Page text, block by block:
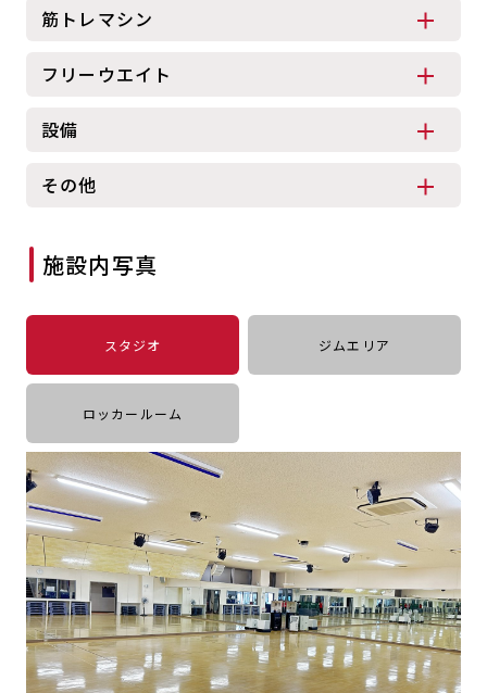
見学・体験
店舗へのお問い合わせ
JOYFIT総合トップ
JOYFIT24
JOYFIT+
筋トレマシン
フリーウエイト
設備
その他
施設内写真
スタジオ ジムエリア
ロッカールーム